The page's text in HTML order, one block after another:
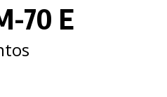
70 E